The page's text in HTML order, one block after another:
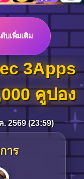
บเพิ่มเติม
3Apps
คูปอง
. 2569 (23:59)
าร